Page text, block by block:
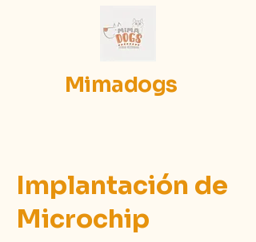
Mimadogs
Implantación de
Microchip